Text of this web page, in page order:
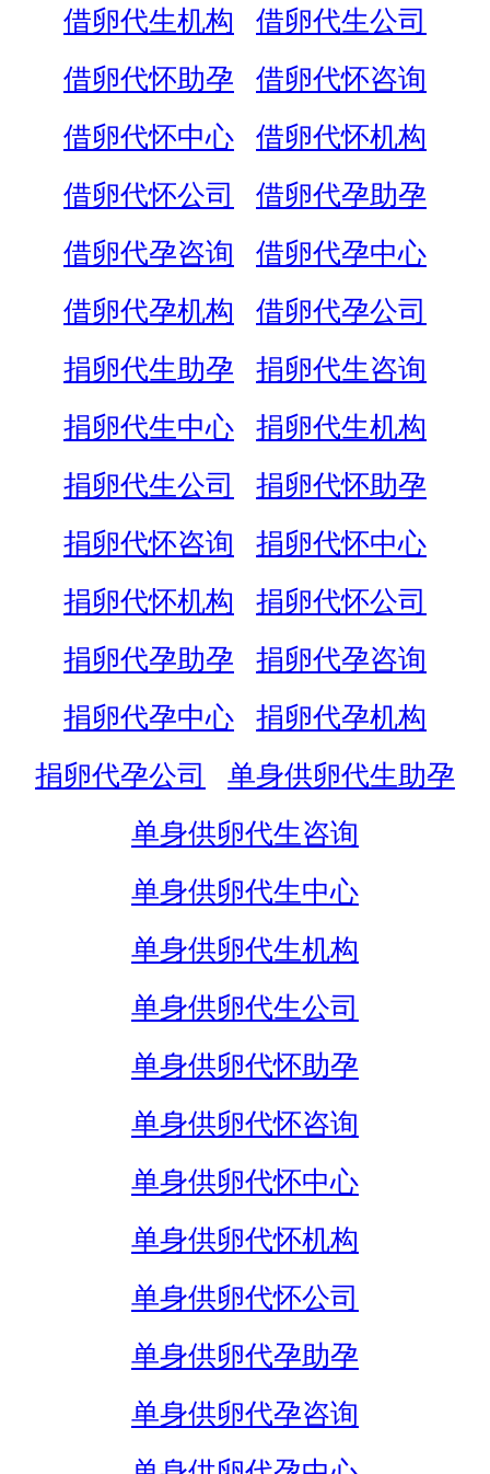
借卵代生机构
借卵代生公司
借卵代怀助孕
借卵代怀咨询
借卵代怀中心
借卵代怀机构
借卵代怀公司
借卵代孕助孕
借卵代孕咨询
借卵代孕中心
借卵代孕机构
借卵代孕公司
捐卵代生助孕
捐卵代生咨询
捐卵代生中心
捐卵代生机构
捐卵代生公司
捐卵代怀助孕
捐卵代怀咨询
捐卵代怀中心
捐卵代怀机构
捐卵代怀公司
捐卵代孕助孕
捐卵代孕咨询
捐卵代孕中心
捐卵代孕机构
捐卵代孕公司
单身供卵代生助孕
单身供卵代生咨询
单身供卵代生中心
单身供卵代生机构
单身供卵代生公司
单身供卵代怀助孕
单身供卵代怀咨询
单身供卵代怀中心
单身供卵代怀机构
单身供卵代怀公司
单身供卵代孕助孕
单身供卵代孕咨询